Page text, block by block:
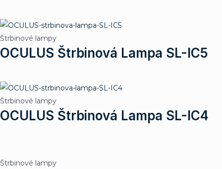
Štrbinové lampy
OCULUS Štrbinová Lampa SL-IC5
Štrbinové lampy
OCULUS Štrbinová Lampa SL-IC4
Štrbinové lampy